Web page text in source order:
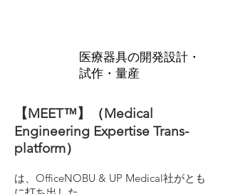
​医療器具の開発設計・
試作・量産
【MEET™】（Medical
Engineering Expertise Trans-
platform）
は、OfficeNOBU & UP Medical社がとも